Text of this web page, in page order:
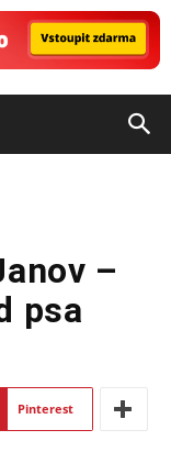
–
psa
Pinterest